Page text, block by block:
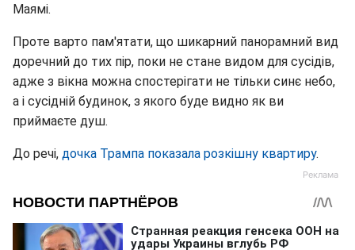
Маямі.
Проте варто пам'ятати, що шикарний панорамний вид
доречний до тих пір, поки не стане видом для сусідів,
адже з вікна можна спостерігати не тільки синє небо,
а і сусідній будинок, з якого буде видно як ви
приймаєте душ.
До речі, дочка Трампа показала розкішну квартиру.